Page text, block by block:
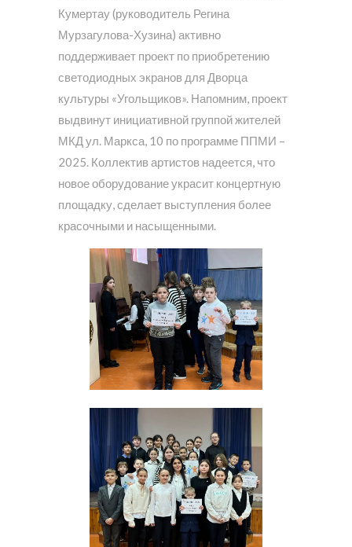
Кумертау (руководитель Регина
Мурзагулова-Хузина) активно
поддерживает проект по приобретению
светодиодных экранов для Дворца
культуры «Угольщиков». Напомним, проект
выдвинут инициативной группой жителей
МКД ул. Маркса, 10 по программе ППМИ –
2025. Коллектив артистов надеется, что
новое оборудование украсит концертную
площадку, сделает выступления более
красочными и насыщенными.